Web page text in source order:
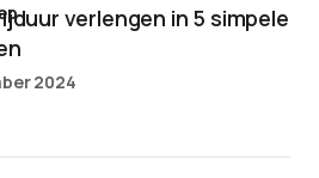
verlengen in 5 simpele
2024